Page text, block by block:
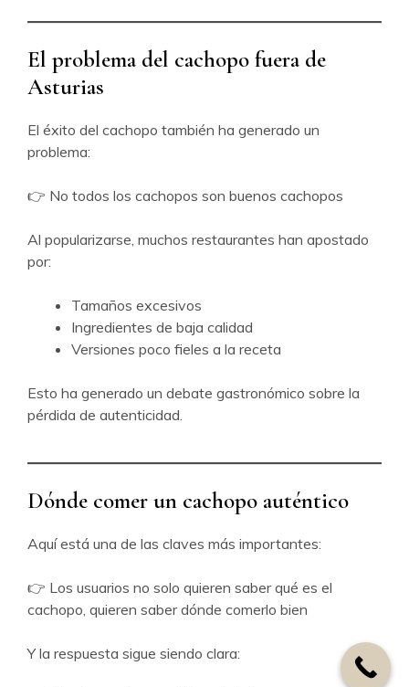
El problema del cachopo fuera de
Asturias
El éxito del cachopo también ha generado un
problema:
👉 No todos los cachopos son buenos cachopos
Al popularizarse, muchos restaurantes han apostado
por:
Tamaños excesivos
Ingredientes de baja calidad
Versiones poco fieles a la receta
Esto ha generado un debate gastronómico sobre la
pérdida de autenticidad.
Dónde comer un cachopo auténtico
Aquí está una de las claves más importantes:
👉 Los usuarios no solo quieren saber qué es el
cachopo, quieren saber dónde comerlo bien
Y la respuesta sigue siendo clara: